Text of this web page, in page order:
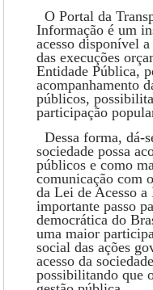
O Portal da
Informação é um
acesso disponível
das execuções
Entidade Pública,
acompanhamento
públicos,
participação
Dessa forma, dá-
sociedade possa
públicos e como
comunicação com
da Lei de Acesso
importante passo
democrática do
uma maior
social das ações
acesso da
possibilitando que